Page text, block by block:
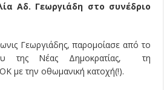
Αδ. Γεωργιάδη στο συνέδριο
Γεωργιάδης, παρομοίασε από το
της Νέας Δημοκρατίας, τη
με την οθωμανική κατοχή(!).